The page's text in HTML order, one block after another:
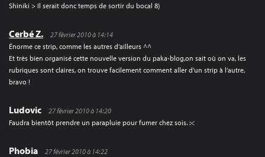
Shiniki > Il serait donc temps de sortir du bocal 8)
Cerbé Z.
27 février 2010 à 14:14
Énorme ce strip, comme les autres d’ailleurs ^^
Et très bien organisé cette nouvelle version du paka-blog,on sait où on va, les
rubriques sont claires, on trouve facilement comment aller d’un strip à l’autre,
bravo !
Ludovic
27 février 2010 à 14:20
Faudra bientôt prendre un parapluie pour fumer chez sois. :<
Phobia
27 février 2010 à 14:22